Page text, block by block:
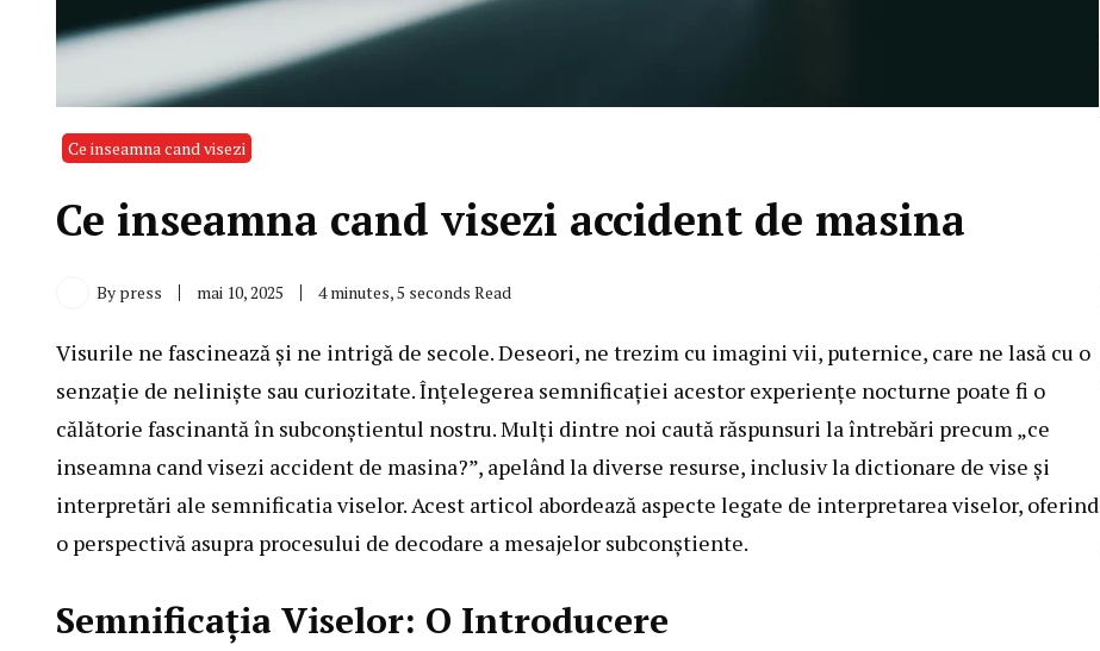
Ce inseamna cand visezi
Ce inseamna cand visezi accident de masina
By press mai 10, 2025 4 minutes, 5 seconds Read
Visurile ne fascinează și ne intrigă de secole. Deseori, ne trezim cu imagini vii, puternice, care ne lasă cu o
senzație de neliniște sau curiozitate. Înțelegerea semnificației acestor experiențe nocturne poate fi o
călătorie fascinantă în subconștientul nostru. Mulți dintre noi caută răspunsuri la întrebări precum „ce
inseamna cand visezi accident de masina?”, apelând la diverse resurse, inclusiv la dictionare de vise și
interpretări ale semnificatia viselor. Acest articol abordează aspecte legate de interpretarea viselor, oferind
o perspectivă asupra procesului de decodare a mesajelor subconștiente.
Semnificația Viselor: O Introducere